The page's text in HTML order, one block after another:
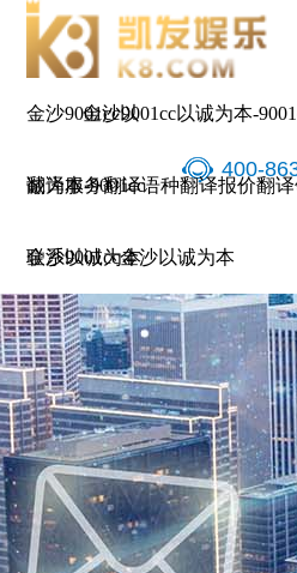
400-
金沙9001cc以
诚为本-9001cc
金沙以诚为本
金沙9001cc以诚为本-
翻译服务翻译语种翻译报价翻
联系9001cc金沙以诚为本